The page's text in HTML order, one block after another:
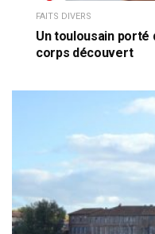
FAITS DIVERS
Un toulousain porté
corps découvert